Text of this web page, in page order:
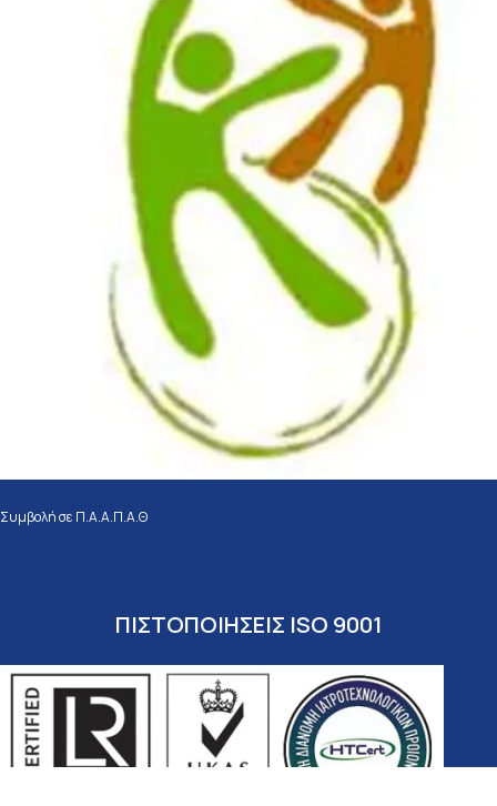
Συμβολή σε Π.Α.Α.Π.Α.Θ
ΠΙΣΤΟΠΟΙΗΣΕΙΣ ISO 9001